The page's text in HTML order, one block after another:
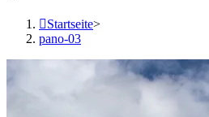
Startseite>
pano-03